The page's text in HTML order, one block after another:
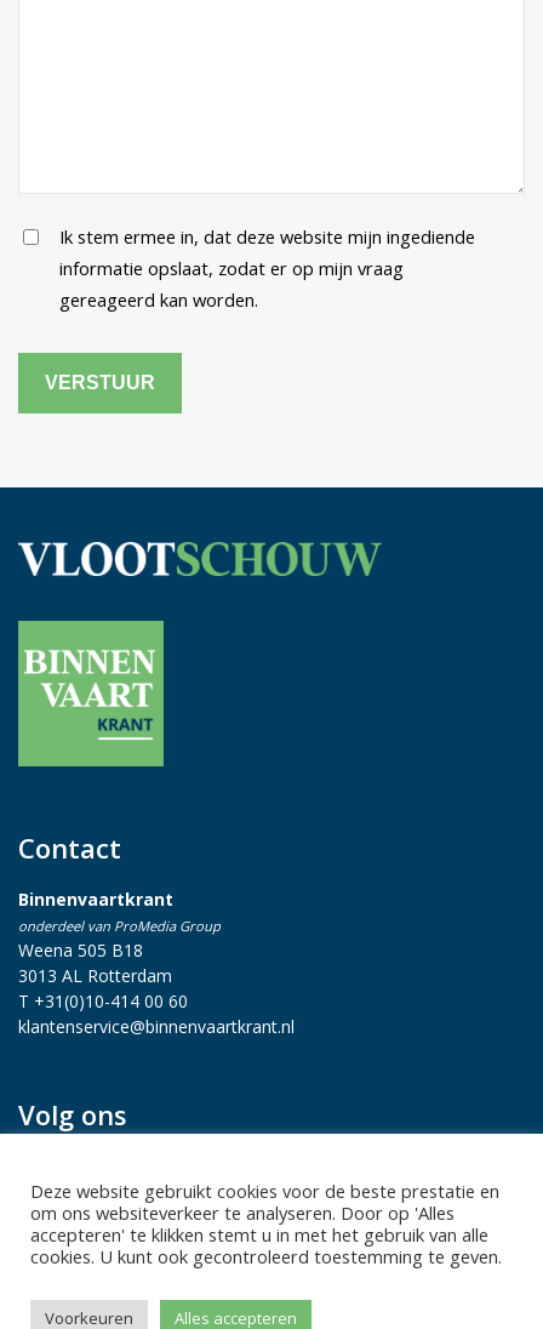
Untitled
Ik stem ermee in, dat deze website mijn ingediende
informatie opslaat, zodat er op mijn vraag
gereageerd kan worden.
CAPTCHA
Contact
Binnenvaartkrant
onderdeel van ProMedia Group
Weena 505 B18
3013 AL Rotterdam
T +31(0)10-414 00 60
klantenservice@binnenvaartkrant.nl
Volg ons
Privacy statement|Sitemap|Disclaimer
Deze website gebruikt cookies voor de beste prestatie en
om ons websiteverkeer te analyseren. Door op 'Alles
accepteren' te klikken stemt u in met het gebruik van alle
cookies. U kunt ook gecontroleerd toestemming te geven.
Voorkeuren Alles accepteren